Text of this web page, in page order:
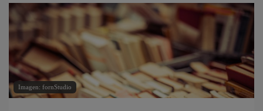
Imagen: fornStudio